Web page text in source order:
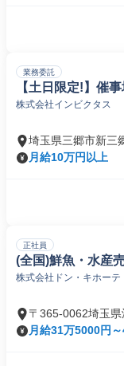
業務委託
【土日限定!】催
株式会社インビクタス
埼玉県三郷市新三
月給10万円以上
正社員
(全国)鮮魚・水産
株式会社ドン・キホーテ
〒365-0062埼玉県
月給31万5000円